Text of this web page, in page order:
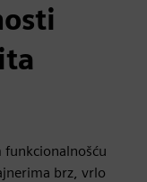
funkcionalnošću
brz, vrlo